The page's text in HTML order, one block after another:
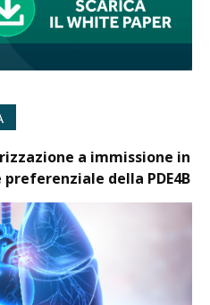
a immissione in
della PDE4B